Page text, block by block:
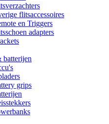
flitsaccessoires
en Triggers
adapters
batterijen
grips